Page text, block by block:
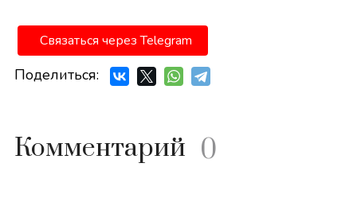
Связаться через Telegram
Поделиться:
Комментарий 0